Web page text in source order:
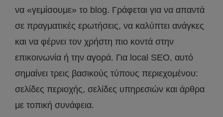
να «γεμίσουμε» το blog. Γράφεται για να απαντά
σε πραγματικές ερωτήσεις, να καλύπτει ανάγκες
και να φέρνει τον χρήστη πιο κοντά στην
επικοινωνία ή την αγορά. Για local SEO, αυτό
σημαίνει τρεις βασικούς τύπους περιεχομένου:
σελίδες περιοχής, σελίδες υπηρεσιών και άρθρα
με τοπική συνάφεια.